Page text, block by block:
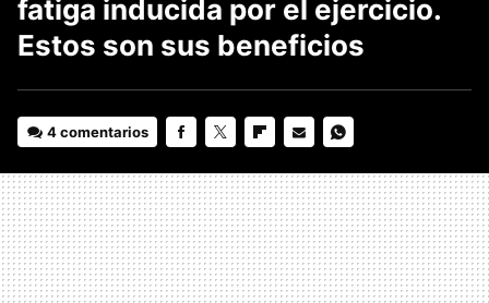
fatiga inducida por el ejercicio.
Estos son sus beneficios
4 comentarios
MAIL